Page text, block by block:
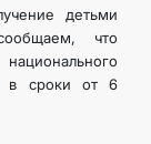
детьми
что
в сроки от 6